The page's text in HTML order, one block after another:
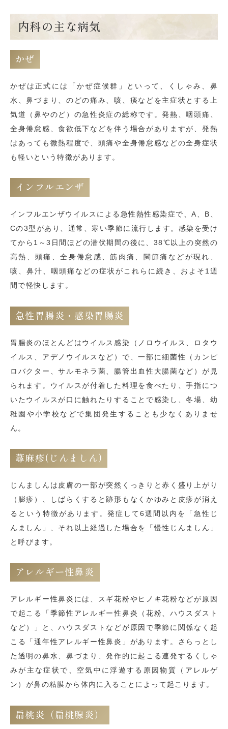
内科の主な病気
かぜ
かぜは正式には「かぜ症候群」といって、くしゃみ、鼻
水、鼻づまり、のどの痛み、咳、痰などを主症状とする上
気道（鼻やのど）の急性炎症の総称です。発熱、咽頭痛、
全身倦怠感、食欲低下などを伴う場合がありますが、発熱
はあっても微熱程度で、頭痛や全身倦怠感などの全身症状
も軽いという特徴があります。
インフルエンザ
インフルエンザウイルスによる急性熱性感染症で、A、B、
Cの3型があり、通常、寒い季節に流行します。感染を受け
てから1～3日間ほどの潜伏期間の後に、38℃以上の突然の
高熱、頭痛、全身倦怠感、筋肉痛、関節痛などが現れ、
咳、鼻汁、咽頭痛などの症状がこれらに続き、およそ1週
間で軽快します。
急性胃腸炎・感染胃腸炎
胃腸炎のほとんどはウイルス感染（ノロウイルス、ロタウ
イルス、アデノウイルスなど）で、一部に細菌性（カンピ
ロバクター、サルモネラ菌、腸管出血性大腸菌など）が見
られます。ウイルスが付着した料理を食べたり、手指につ
いたウイルスが口に触れたりすることで感染し、冬場、幼
稚園や小学校などで集団発生することも少なくありませ
ん。
蕁麻疹(じんましん)
じんましんは皮膚の一部が突然くっきりと赤く盛り上がり
（膨疹）、しばらくすると跡形もなくかゆみと皮疹が消え
るという特徴があります。発症して6週間以内を「急性じ
んましん」、それ以上経過した場合を「慢性じんましん」
と呼びます。
アレルギー性鼻炎
アレルギー性鼻炎には、スギ花粉やヒノキ花粉などが原因
で起こる「季節性アレルギー性鼻炎（花粉、ハウスダスト
など）」と、ハウスダストなどが原因で季節に関係なく起
こる「通年性アレルギー性鼻炎」があります。さらっとし
た透明の鼻水、鼻づまり、発作的に起こる連発するくしゃ
みが主な症状で、空気中に浮遊する原因物質（アレルゲ
ン）が鼻の粘膜から体内に入ることによって起こります。
扁桃炎（扁桃腺炎）